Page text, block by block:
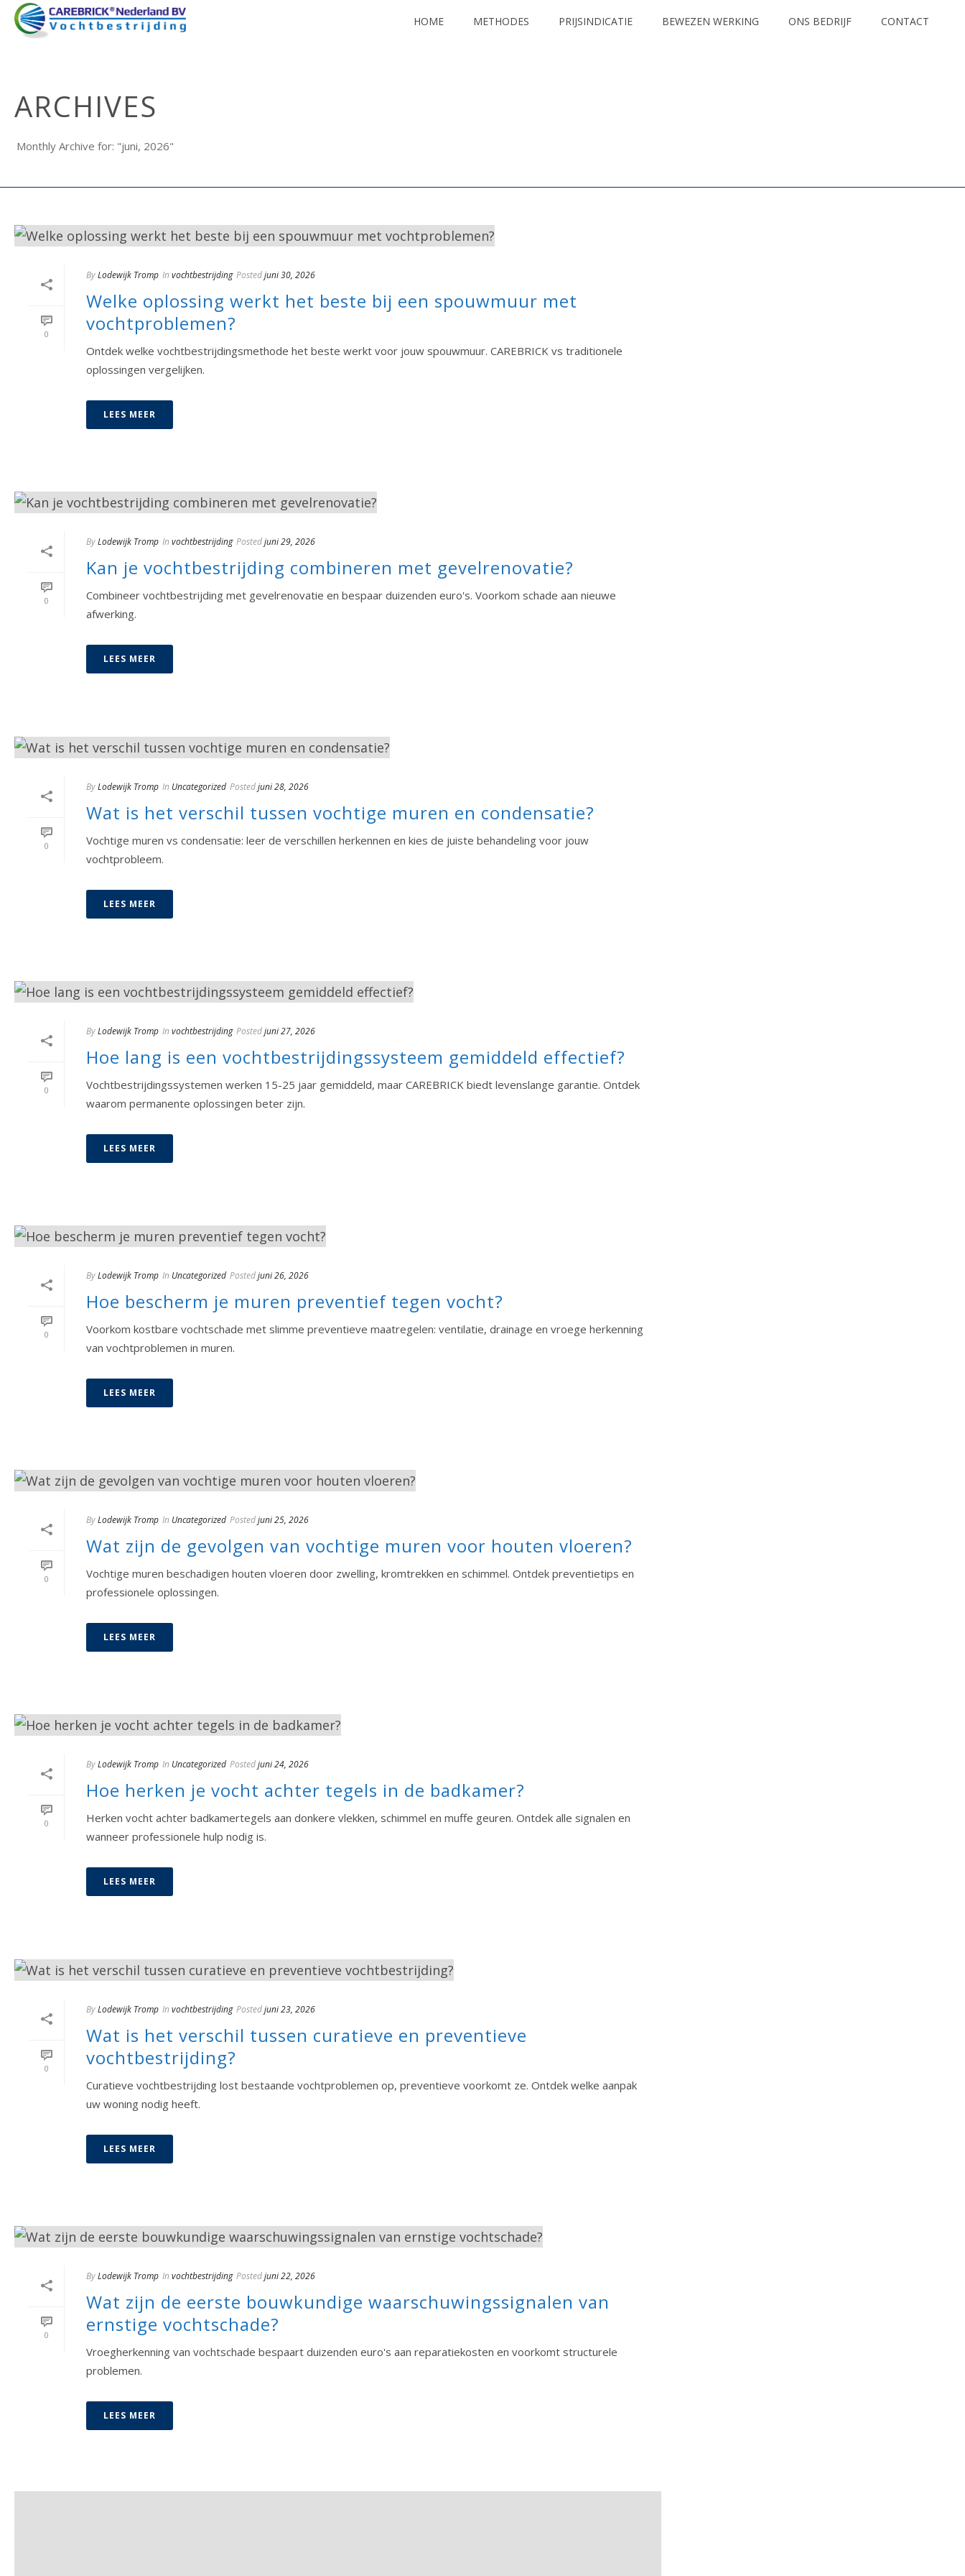
HOME METHODES PRIJSINDICATIE BEWEZEN WERKING ONS BEDRIJF CONTACT
ARCHIVES
Monthly Archive for: "juni, 2026"
0
ByLodewijk Tromp In vochtbestrijding Postedjuni 30, 2026
Welke oplossing werkt het beste bij een spouwmuur met
vochtproblemen?
Ontdek welke vochtbestrijdingsmethode het beste werkt voor jouw spouwmuur. CAREBRICK vs traditionele
oplossingen vergelijken.
LEES MEER
0
ByLodewijk Tromp In vochtbestrijding Postedjuni 29, 2026
Kan je vochtbestrijding combineren met gevelrenovatie?
Combineer vochtbestrijding met gevelrenovatie en bespaar duizenden euro's. Voorkom schade aan nieuwe
afwerking.
LEES MEER
0
ByLodewijk Tromp In Uncategorized Postedjuni 28, 2026
Wat is het verschil tussen vochtige muren en condensatie?
Vochtige muren vs condensatie: leer de verschillen herkennen en kies de juiste behandeling voor jouw
vochtprobleem.
LEES MEER
0
ByLodewijk Tromp In vochtbestrijding Postedjuni 27, 2026
Hoe lang is een vochtbestrijdingssysteem gemiddeld effectief?
Vochtbestrijdingssystemen werken 15-25 jaar gemiddeld, maar CAREBRICK biedt levenslange garantie. Ontdek
waarom permanente oplossingen beter zijn.
LEES MEER
0
ByLodewijk Tromp In Uncategorized Postedjuni 26, 2026
Hoe bescherm je muren preventief tegen vocht?
Voorkom kostbare vochtschade met slimme preventieve maatregelen: ventilatie, drainage en vroege herkenning
van vochtproblemen in muren.
LEES MEER
0
ByLodewijk Tromp In Uncategorized Postedjuni 25, 2026
Wat zijn de gevolgen van vochtige muren voor houten vloeren?
Vochtige muren beschadigen houten vloeren door zwelling, kromtrekken en schimmel. Ontdek preventietips en
professionele oplossingen.
LEES MEER
0
ByLodewijk Tromp In Uncategorized Postedjuni 24, 2026
Hoe herken je vocht achter tegels in de badkamer?
Herken vocht achter badkamertegels aan donkere vlekken, schimmel en muffe geuren. Ontdek alle signalen en
wanneer professionele hulp nodig is.
LEES MEER
0
ByLodewijk Tromp In vochtbestrijding Postedjuni 23, 2026
Wat is het verschil tussen curatieve en preventieve
vochtbestrijding?
Curatieve vochtbestrijding lost bestaande vochtproblemen op, preventieve voorkomt ze. Ontdek welke aanpak
uw woning nodig heeft.
LEES MEER
0
ByLodewijk Tromp In vochtbestrijding Postedjuni 22, 2026
Wat zijn de eerste bouwkundige waarschuwingssignalen van
ernstige vochtschade?
Vroegherkenning van vochtschade bespaart duizenden euro's aan reparatiekosten en voorkomt structurele
problemen.
LEES MEER